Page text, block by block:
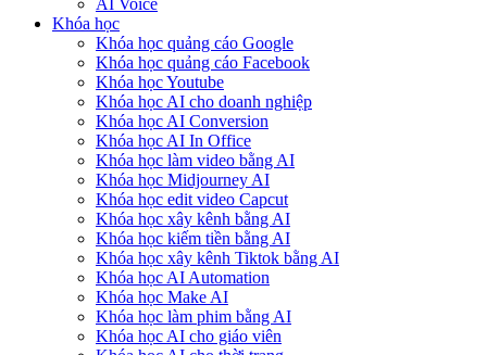
AI Voice
Khóa học
Khóa học quảng cáo Google
Khóa học quảng cáo Facebook
Khóa học Youtube
Khóa học AI cho doanh nghiệp
Khóa học AI Conversion
Khóa học AI In Office
Khóa học làm video bằng AI
Khóa học Midjourney AI
Khóa học edit video Capcut
Khóa học xây kênh bằng AI
Khóa học kiếm tiền bằng AI
Khóa học xây kênh Tiktok bằng AI
Khóa học AI Automation
Khóa học Make AI
Khóa học làm phim bằng AI
Khóa học AI cho giáo viên